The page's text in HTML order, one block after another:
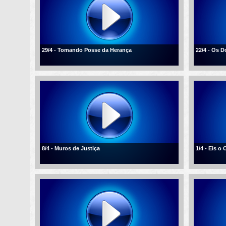
29/4 - Tomando Posse da Herança 22/4 - Os
8/4 - Muros de Justiça 1/4 - Eis o